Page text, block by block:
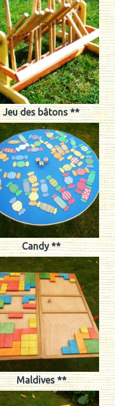
Jeu des bâtons **
Candy **
Maldives **